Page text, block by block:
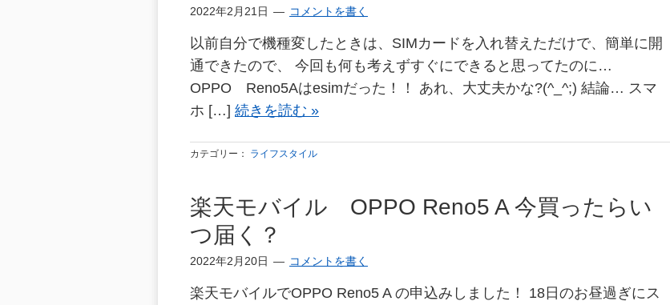
2022年2月21日 コメントを書く
以前自分で機種変したときは、SIMカードを入れ替えただけで、簡単に開
通できたので、 今回も何も考えずすぐにできると思ってたのに…
OPPO Reno5Aはesimだった！！ あれ、大丈夫かな?(^_^;) 結論… スマ
ホ […] 続きを読む »
カテゴリー： ライフスタイル
楽天モバイル OPPO Reno5 A 今買ったらい
つ届く？
2022年2月20日 コメントを書く
楽天モバイルでOPPO Reno5 A の申込みしました！ 18日のお昼過ぎにス